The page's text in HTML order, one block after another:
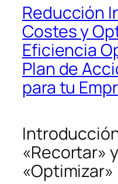
Reducción
Costes y
Eficiencia
Plan de
para tu
«Recortar»
«Optimizar»